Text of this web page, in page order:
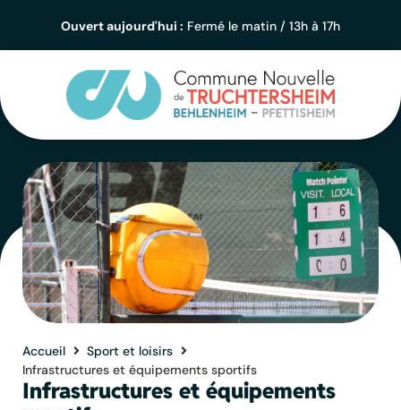
Ouvert aujourd'hui : Fermé le matin / 13h à 17h
Accueil
Sport et loisirs
Infrastructures et équipements sportifs
Infrastructures et équipements